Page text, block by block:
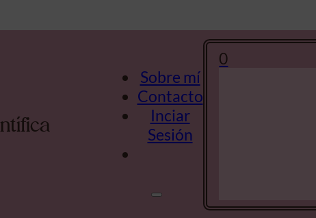
ntífica
Sobre mí
Contacto
Inciar
Sesión
0